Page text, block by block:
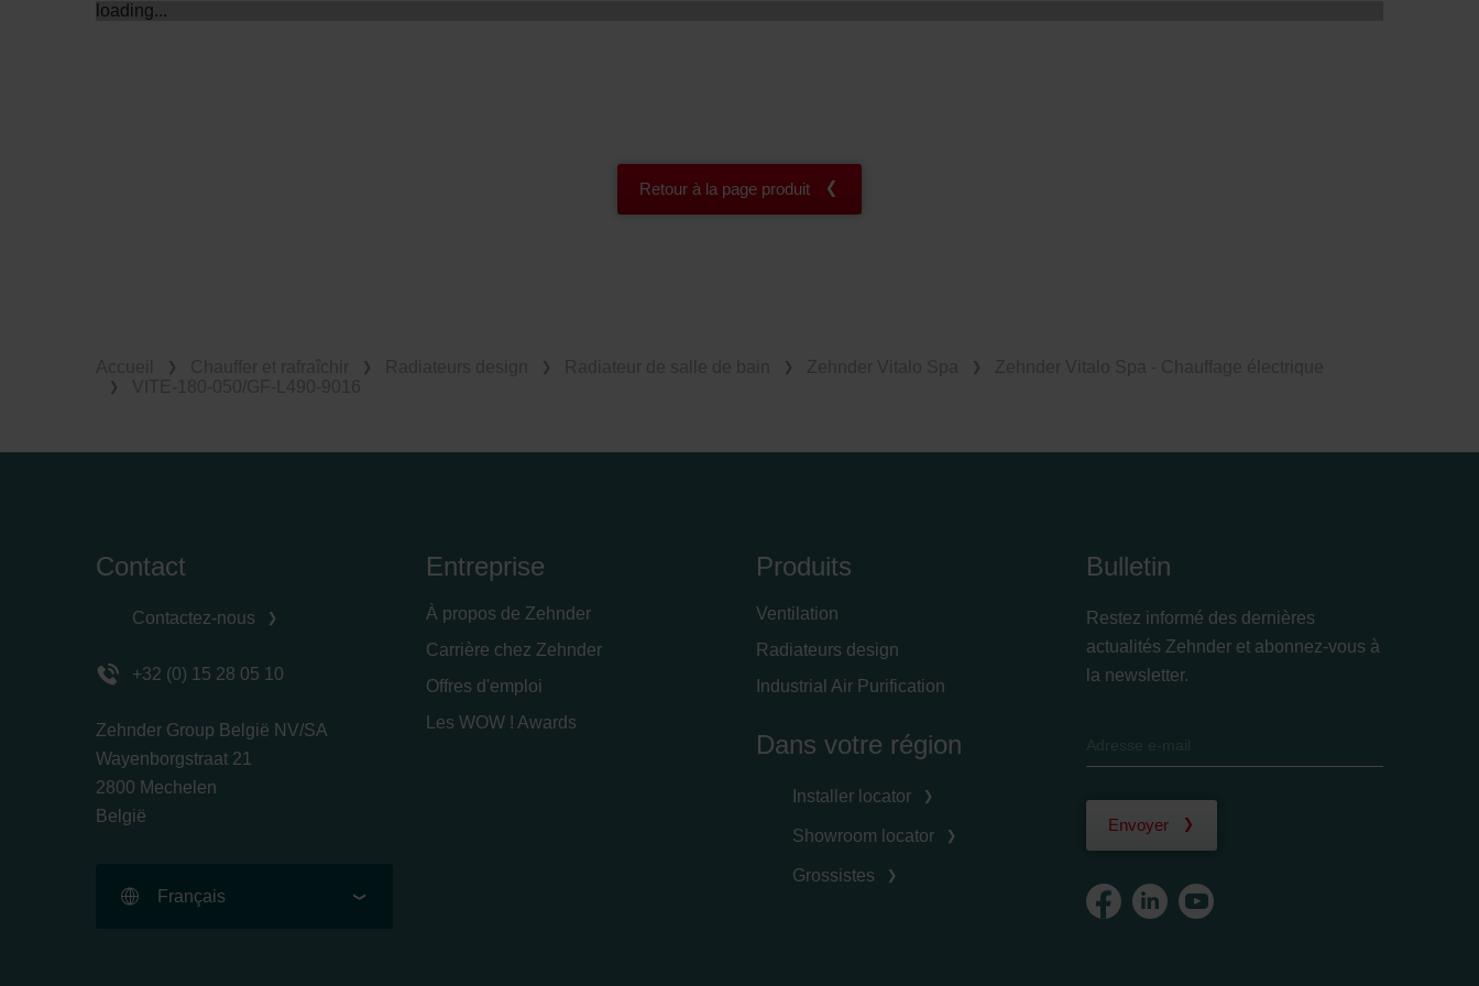
loading...
Retour à la page produit
Contact
Contactez-nous
+32 (0) 15 28 05 10
Zehnder Group België NV/SA
Wayenborgstraat 21
2800 Mechelen
België
Français
Entreprise
À propos de Zehnder
Carrière chez Zehnder
Offres d'emploi
Les WOW ! Awards
Produits
Ventilation
Radiateurs design
Industrial Air Purification
Dans votre région
Installer locator
Showroom locator
Grossistes
Bulletin
Restez informé des dernières
actualités Zehnder et abonnez-vous à
la newsletter.
Envoyer